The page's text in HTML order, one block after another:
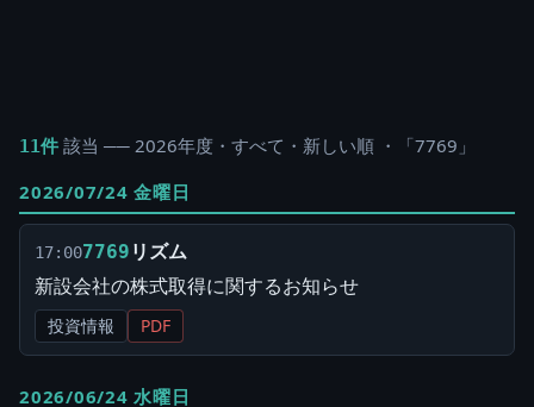
11件 該当 ── 2026年度・すべて・新しい順 ・「7769」
2026/07/24 金曜日
17:007769 リズム
新設会社の株式取得に関するお知らせ
投資情報 PDF
2026/06/24 水曜日